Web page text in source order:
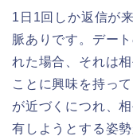
1日1回しか返信が
脈ありです。デー
れた場合、それは
ことに興味を持っ
が近づくにつれ、
有しようとする姿